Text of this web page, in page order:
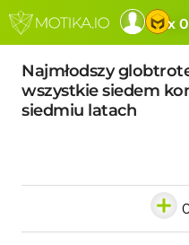
x
Najmłodszy
wszystkie siedem
siedmiu latach